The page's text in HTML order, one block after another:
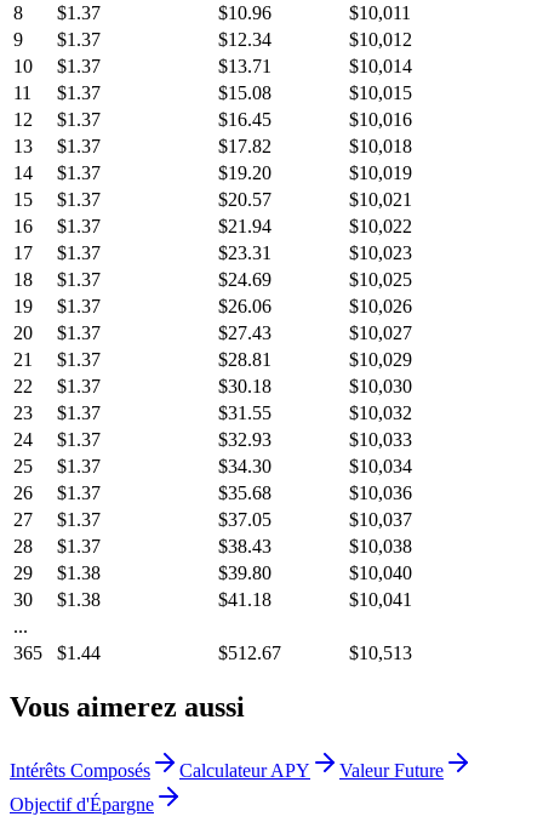
8
$1.37 $10.96
$10,011
9
$1.37 $12.34
$10,012
10
$1.37 $13.71
$10,014
11
$1.37 $15.08
$10,015
12
$1.37 $16.45
$10,016
13
$1.37 $17.82
$10,018
14
$1.37 $19.20
$10,019
15
$1.37 $20.57
$10,021
16
$1.37 $21.94
$10,022
17
$1.37 $23.31
$10,023
18
$1.37 $24.69
$10,025
19
$1.37 $26.06
$10,026
20
$1.37 $27.43
$10,027
21
$1.37 $28.81
$10,029
22
$1.37 $30.18
$10,030
23
$1.37 $31.55
$10,032
24
$1.37 $32.93
$10,033
25
$1.37 $34.30
$10,034
26
$1.37 $35.68
$10,036
27
$1.37 $37.05
$10,037
28
$1.37 $38.43
$10,038
29
$1.38 $39.80
$10,040
30
$1.38 $41.18
$10,041
...
365
$1.44 $512.67 $10,513
Vous aimerez aussi
Intérêts Composés Calculateur APY
Valeur Future
Objectif d'Épargne